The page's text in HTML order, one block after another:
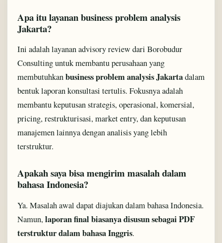
Apa itu layanan business problem analysis
Jakarta?
Ini adalah layanan advisory review dari Borobudur
Consulting untuk membantu perusahaan yang
membutuhkanbusiness problem analysis Jakartadalam
bentuk laporan konsultasi tertulis. Fokusnya adalah
membantu keputusan strategis, operasional, komersial,
pricing, restrukturisasi, market entry, dan keputusan
manajemen lainnya dengan analisis yang lebih
terstruktur.
Apakah saya bisa mengirim masalah dalam
bahasa Indonesia?
Ya. Masalah awal dapat diajukan dalam bahasa Indonesia.
Namun,laporan final biasanya disusun sebagai PDF
terstruktur dalam bahasa Inggris.